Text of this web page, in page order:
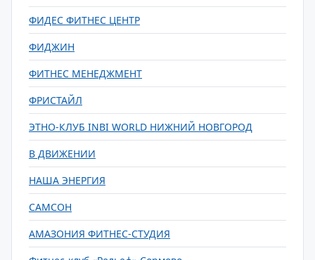
ФИДЕС ФИТНЕС ЦЕНТР
ФИДЖИН
ФИТНЕС МЕНЕДЖМЕНТ
ФРИСТАЙЛ
ЭТНО-КЛУБ INBI WORLD НИЖНИЙ НОВГОРОД
В ДВИЖЕНИИ
НАША ЭНЕРГИЯ
САМСОН
АМАЗОНИЯ ФИТНЕС-СТУДИЯ